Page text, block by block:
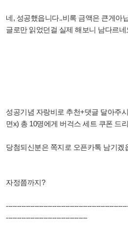
네, 성공했읍니다..비록 금액은 큰게아
글로만 읽었던걸 실제 해보니 남다르네
성공기념 자랑비로 추천+댓글 달아주
면x) 총 10명에게 버걱스 세트 쿠폰 드
당첨되신분은 쪽지로 오픈카톡 남기겠
자정쯤까지?
-------------------------------------